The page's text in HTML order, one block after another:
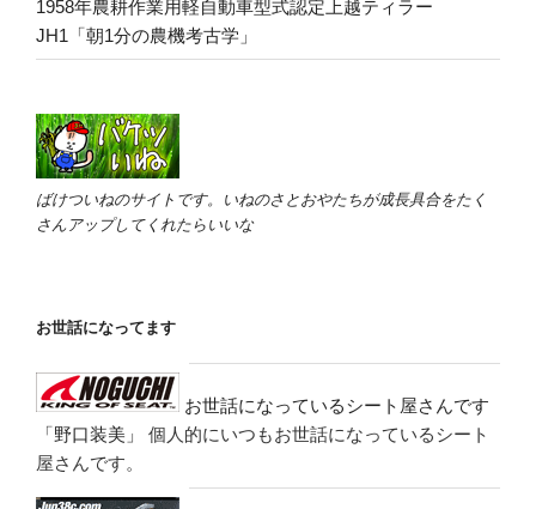
1958年農耕作業用軽自動車型式認定上越ティラー
JH1「朝1分の農機考古学」
ばけついねのサイトです。いねのさとおやたちが成長具合をたく
さんアップしてくれたらいいな
お世話になってます
お世話になっているシート屋さんです
「野口装美」
個人的にいつもお世話になっているシート
屋さんです。